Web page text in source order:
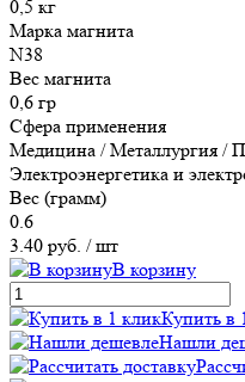
0,5 кг
Марка магнита
N38
Вес магнита
0,6 гр
Сфера применения
Медицина / Металлургия /
Электроэнергетика и
Вес (грамм)
0.6
3.40 руб. / шт
В корзину
Купить в
Нашли